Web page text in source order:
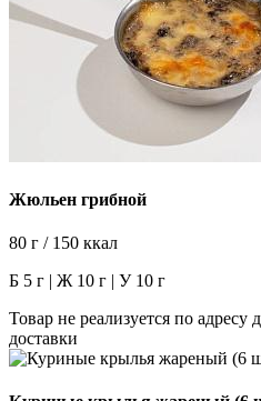
Жюльен грибной
80 г / 150 ккал
Б 5 г | Ж 10 г | У 10 г
Товар не реализуется по адресу
доставки